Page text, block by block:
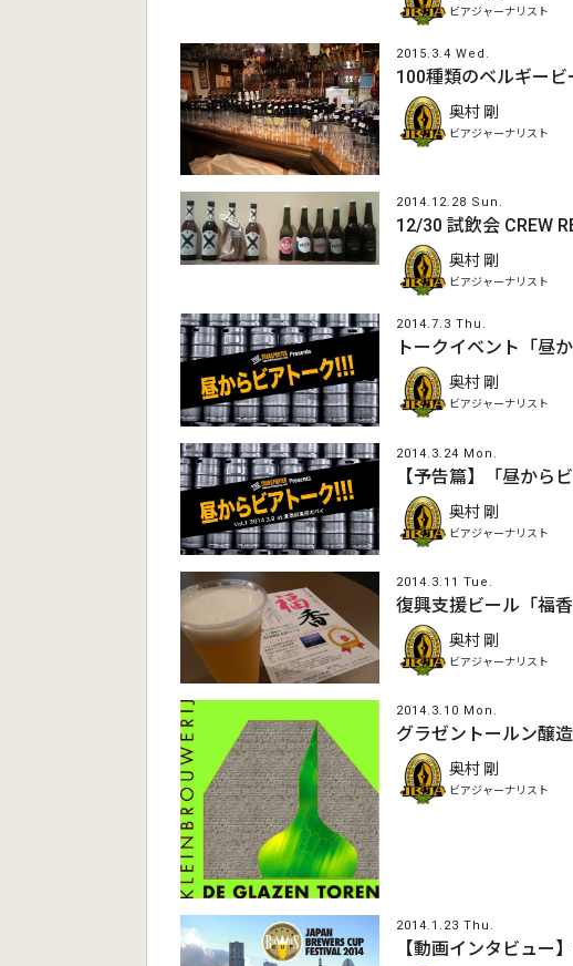
ビアジャーナリスト
2015.3.4 Wed.
100種類のベルギービ
奥村 剛
ビアジャーナリスト
2014.12.28 Sun.
12/30 試飲会 CREW
奥村 剛
ビアジャーナリスト
2014.7.3 Thu.
トークイベント「昼
奥村 剛
ビアジャーナリスト
2014.3.24 Mon.
【予告篇】「昼から
奥村 剛
ビアジャーナリスト
2014.3.11 Tue.
復興支援ビール「福
奥村 剛
ビアジャーナリスト
2014.3.10 Mon.
グラゼントールン醸
奥村 剛
ビアジャーナリスト
2014.1.23 Thu.
【動画インタビュー